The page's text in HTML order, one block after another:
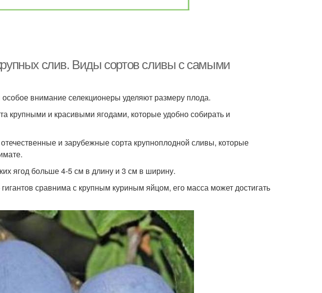
слив. Виды сортов сливы с самыми
внимание селекционеры уделяют размеру плода.
крупными и красивыми ягодами, которые удобно собирать и
и зарубежные сорта крупноплодной сливы, которые
ягод больше 4-5 см в длину и 3 см в ширину.
сравнима с крупным куриным яйцом, его масса может достигать